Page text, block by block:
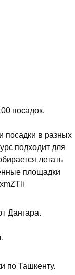
посадок.
посадки в разных
подходит для
летать
площадки
Дангара.
по Ташкенту.